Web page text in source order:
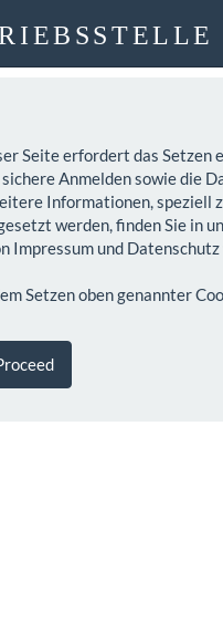
Seite erfordert das Setzen
Anmelden sowie die
Informationen, speziell
werden, finden Sie in
Impressum und
Setzen oben genannter